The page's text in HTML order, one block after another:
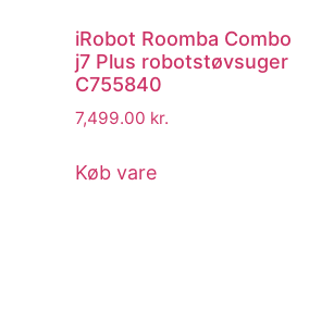
iRobot Roomba Combo
j7 Plus robotstøvsuger
C755840
7,499.00 kr.
Køb vare